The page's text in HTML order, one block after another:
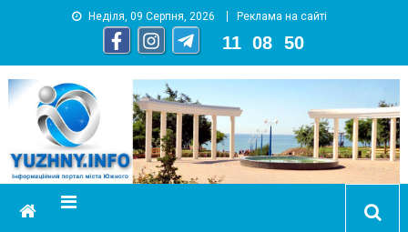
Неділя, 09 Серпня, 2026 Реклама на сайті
11 08 51
YUZHNY.INFO
информационный портал города Южный